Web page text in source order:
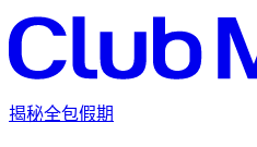
揭秘全包假期